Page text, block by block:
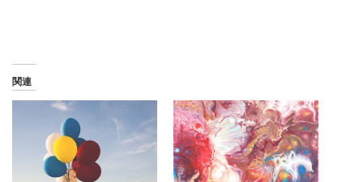
関連